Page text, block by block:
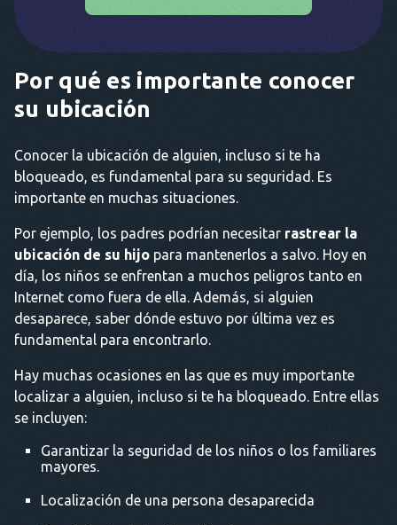
Por qué es importante conocer
su ubicación
Conocer la ubicación de alguien, incluso si te ha
bloqueado, es fundamental para su seguridad. Es
importante en muchas situaciones.
Por ejemplo, los padres podrían necesitar rastrear la
ubicación de su hijo para mantenerlos a salvo. Hoy en
día, los niños se enfrentan a muchos peligros tanto en
Internet como fuera de ella. Además, si alguien
desaparece, saber dónde estuvo por última vez es
fundamental para encontrarlo.
Hay muchas ocasiones en las que es muy importante
localizar a alguien, incluso si te ha bloqueado. Entre ellas
se incluyen:
Garantizar la seguridad de los niños o los familiares
mayores.
Localización de una persona desaparecida